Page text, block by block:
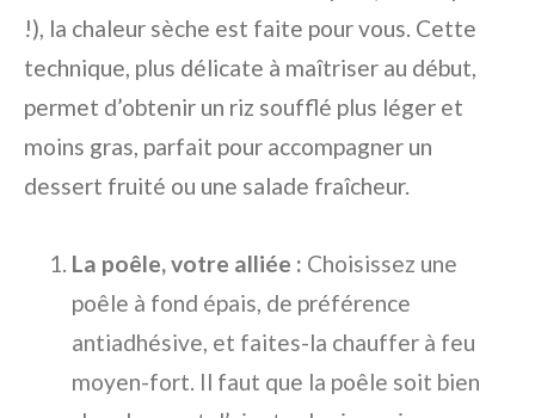
!), la chaleur sèche est faite pour vous. Cette
technique, plus délicate à maîtriser au début,
permet d’obtenir un riz soufflé plus léger et
moins gras, parfait pour accompagner un
dessert fruité ou une salade fraîcheur.
La poêle, votre alliée : Choisissez une
poêle à fond épais, de préférence
antiadhésive, et faites-la chauffer à feu
moyen-fort. Il faut que la poêle soit bien